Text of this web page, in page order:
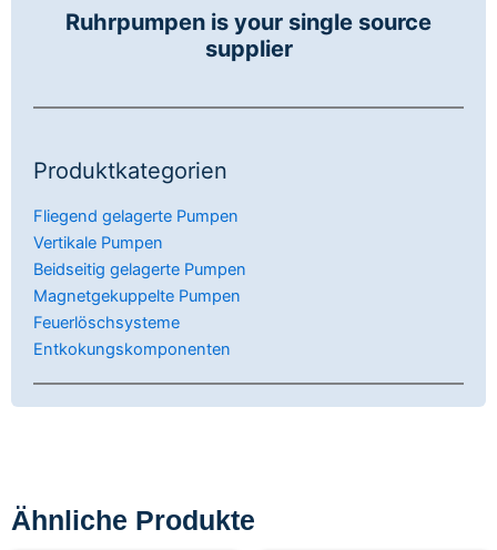
Ruhrpumpen is your single source
supplier
Produktkategorien
Fliegend gelagerte Pumpen
Vertikale Pumpen
Beidseitig gelagerte Pumpen
Magnetgekuppelte Pumpen
Feuerlöschsysteme
Entkokungskomponenten
Ähnliche Produkte